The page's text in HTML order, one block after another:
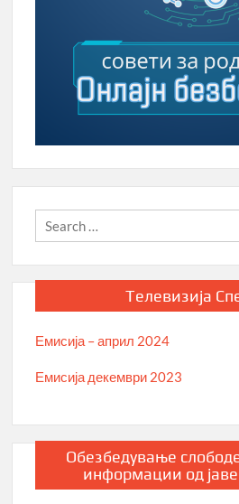
Телевизија
Емисија – април 2024
Емисија декември 2023
Обезбедување
информации од